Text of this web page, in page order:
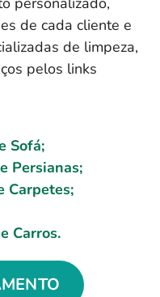
de cada cliente e
de limpeza,
pelos links
Sofá;
Persianas;
Carpetes;
Carros.